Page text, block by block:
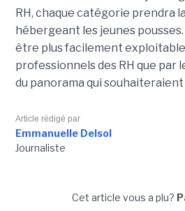
RH, chaque catégorie prendra
hébergeant les jeunes
être plus facilement
professionnels des RH que par
du panorama qui
Article rédigé par
Emmanuelle Delsol
Journaliste
Cet article vous a plu?